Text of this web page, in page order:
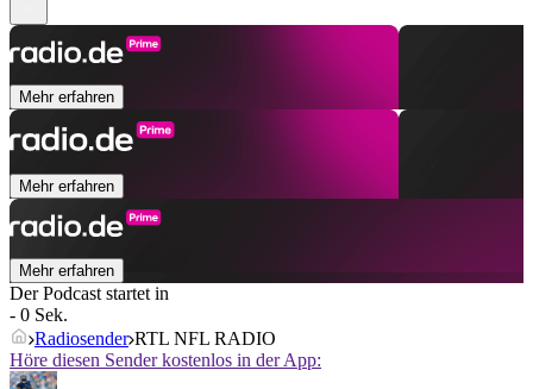
Mehr erfahren
Mehr erfahren
Mehr erfahren
Der Podcast startet in
- 0 Sek.
Radiosender RTL NFL RADIO
Höre diesen Sender kostenlos in der App: